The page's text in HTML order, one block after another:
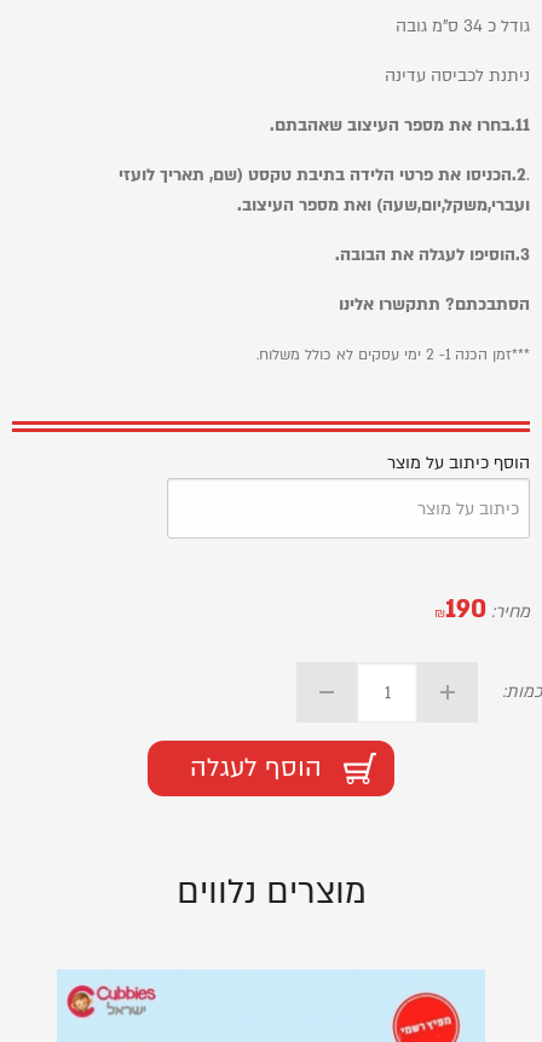
גודל כ 34 ס"מ גובה
ניתנת לכביסה עדינה
11.בחרו את מספר העיצוב שאהבתם.
.
2. הכניסו את פרטי הלידה בתיבת טקסט (שם, תאריך לועזי
ועברי,משקל,יום,שעה) ואת מספר העיצוב.
3. הוסיפו לעגלה את הבובה.
הסתבכתם? תתקשרו אלינו
***זמן הכנה 1- 2 ימי עסקים לא כולל משלוח.
הוסף כיתוב על מוצר
מחיר: 190
₪
כמות:
הוסף לעגלה
מוצרים נלווים